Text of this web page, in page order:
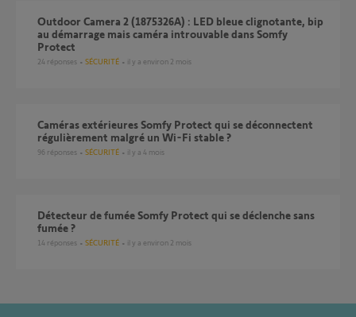
Outdoor Camera 2 (1875326A) : LED bleue clignotante, bip
au démarrage mais caméra introuvable dans Somfy
Protect
24 réponses SÉCURITÉ il y a environ 2 mois
Caméras extérieures Somfy Protect qui se déconnectent
régulièrement malgré un Wi-Fi stable ?
96 réponses SÉCURITÉ il y a 4 mois
Détecteur de fumée Somfy Protect qui se déclenche sans
fumée ?
14 réponses SÉCURITÉ il y a environ 2 mois